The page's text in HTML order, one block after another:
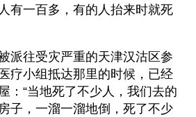
有一百多，有的人抬来时就死
派往受灾严重的天津汉沽区参
疗小组抵达那里的时候，已经
：“当地死了不少人，我们去的
子，一溜一溜地倒，死了不少